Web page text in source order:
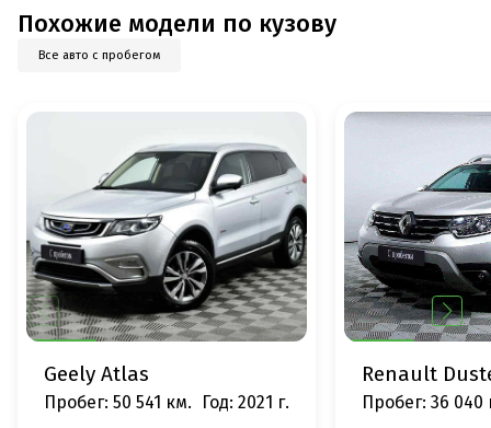
Похожие модели по кузову
Все авто с пробегом
Geely Atlas
Пробег: 50 541 км. Год: 2021 г.
Renault
Пробег: 36 040